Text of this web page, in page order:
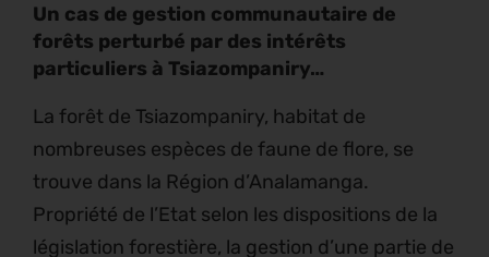
Un cas de gestion communautaire de
forêts perturbé par des intérêts
particuliers à Tsiazompaniry…
La forêt de Tsiazompaniry, habitat de
nombreuses espèces de faune de flore, se
trouve dans la Région d’Analamanga.
Propriété de l’Etat selon les dispositions de la
législation forestière, la gestion d’une partie de